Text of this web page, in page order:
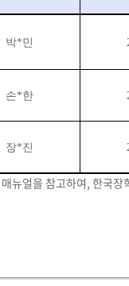
박*민
손*한
장*진
뉴얼을 참고하여, 한국